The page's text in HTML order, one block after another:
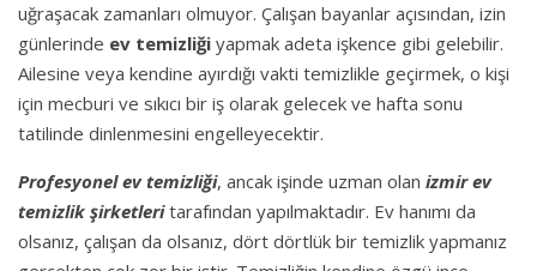
uğraşacak zamanları olmuyor. Çalışan bayanlar açısından, izin
günlerinde ev temizliği yapmak adeta işkence gibi gelebilir.
Ailesine veya kendine ayırdığı vakti temizlikle geçirmek, o kişi
için mecburi ve sıkıcı bir iş olarak gelecek ve hafta sonu
tatilinde dinlenmesini engelleyecektir.
Profesyonel ev temizliği, ancak işinde uzman olan izmir ev
temizlik şirketleritarafından yapılmaktadır. Ev hanımı da
olsanız, çalışan da olsanız, dört dörtlük bir temizlik yapmanız